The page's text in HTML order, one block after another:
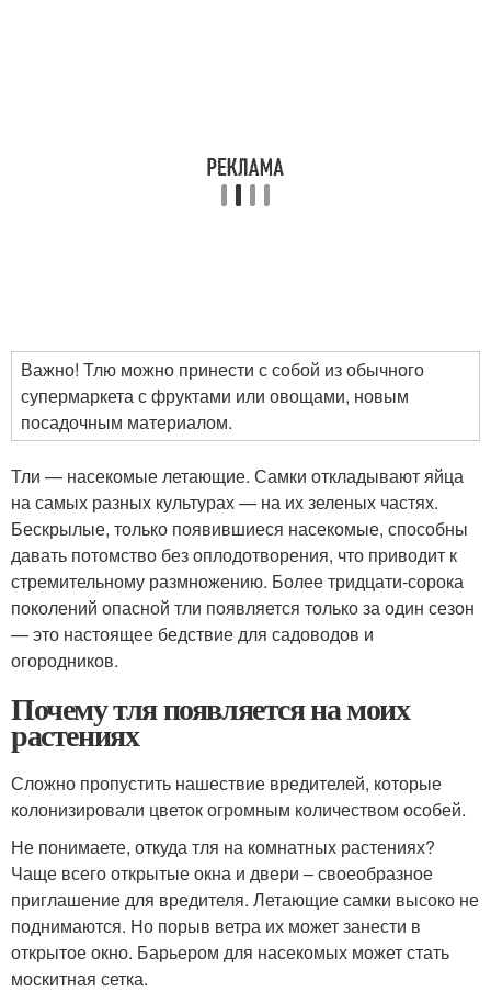
Важно! Тлю можно принести с собой из обычного
супермаркета с фруктами или овощами, новым
посадочным материалом.
Тли — насекомые летающие. Самки откладывают яйца
на самых разных культурах — на их зеленых частях.
Бескрылые, только появившиеся насекомые, способны
давать потомство без оплодотворения, что приводит к
стремительному размножению. Более тридцати-сорока
поколений опасной тли появляется только за один сезон
— это настоящее бедствие для садоводов и
огородников.
Почему тля появляется на моих
растениях
Сложно пропустить нашествие вредителей, которые
колонизировали цветок огромным количеством особей.
Не понимаете, откуда тля на комнатных растениях?
Чаще всего открытые окна и двери – своеобразное
приглашение для вредителя. Летающие самки высоко не
поднимаются. Но порыв ветра их может занести в
открытое окно. Барьером для насекомых может стать
москитная сетка.